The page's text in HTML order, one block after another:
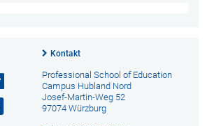
Kontakt
Professional School of Education
Campus Hubland Nord
Josef-Martin-Weg 52
97074 Würzburg